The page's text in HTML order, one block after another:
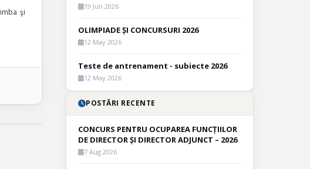
şi
19 Jun 2026
OLIMPIADE ȘI CONCURSURI 2026
12 May 2026
Teste de antrenament - subiecte 2026
12 May 2026
POSTĂRI RECENTE
CONCURS PENTRU OCUPAREA FUNCȚIILOR
DE DIRECTOR ȘI DIRECTOR ADJUNCT – 2026
7 Aug 2026